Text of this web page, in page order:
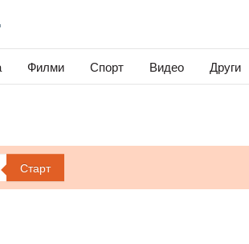
Филми Спорт Видео Други
Старт